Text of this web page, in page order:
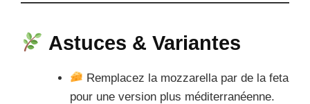
Astuces & Variantes
Remplacez la mozzarella par de la feta
pour une version plus méditerranéenne.